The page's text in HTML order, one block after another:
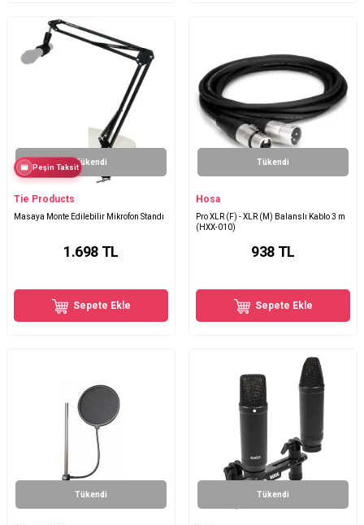
Tükendi
Peşin Taksit
Tie Products
Masaya Monte Edilebilir Mikrofon Standı
1.698 TL
Sepete Ekle
Tükendi
Hosa
Pro XLR (F) - XLR (M) Balanslı Kablo 3 m
(HXX-010)
938 TL
Sepete Ekle
Tükendi Tükendi